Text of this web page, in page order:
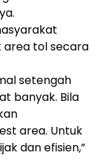
area tol secara
setengah
banyak. Bila
area. Untuk
dan efisien,”